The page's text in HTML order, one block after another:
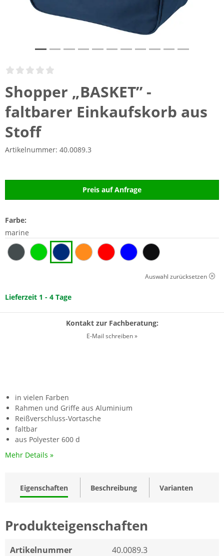
Shopper „BASKET” -
faltbarer Einkaufskorb aus
Stoff
Artikelnummer: 40.0089.3
Preis auf Anfrage
Farbe:
marine
Auswahl zurücksetzen
Lieferzeit 1 - 4 Tage
Kontakt zur Fachberatung:
E-Mail schreiben »
in vielen Farben
Rahmen und Griffe aus Aluminium
Reißverschluss-Vortasche
faltbar
aus Polyester 600 d
Mehr Details »
Eigenschaften Beschreibung Varianten
Produkteigenschaften
Artikelnummer
40.0089.3